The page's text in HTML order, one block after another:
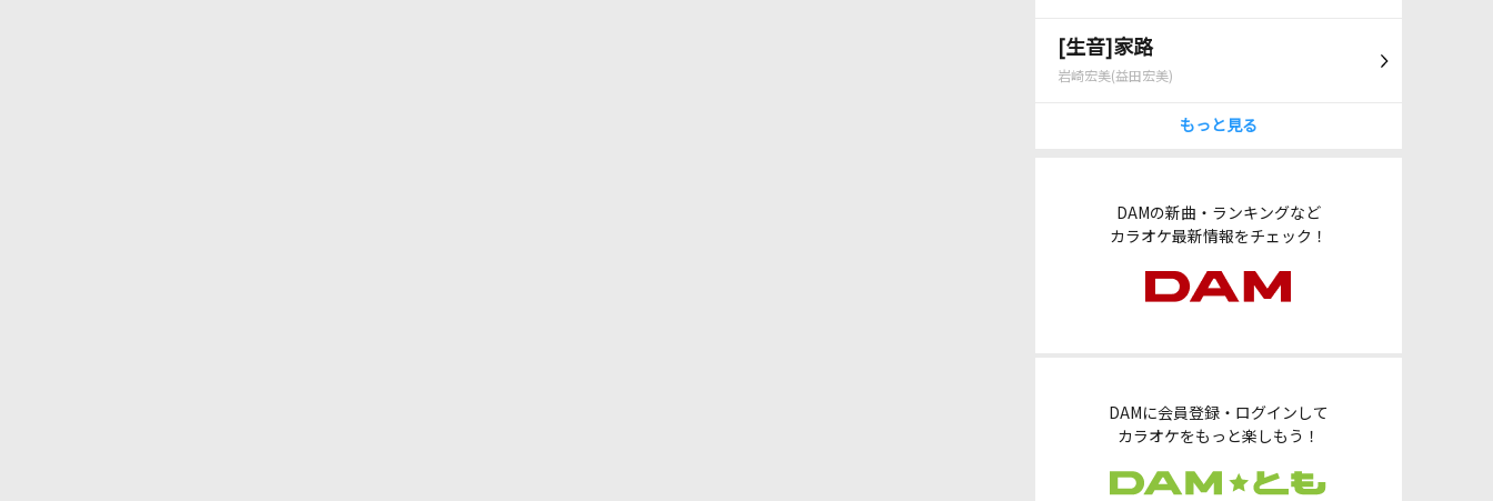
[生音]家路
岩崎宏美(益田宏美)
もっと見る
DAMの新曲・ランキングなど
カラオケ最新情報をチェック！
DAMに会員登録・ログインして
カラオケをもっと楽しもう！